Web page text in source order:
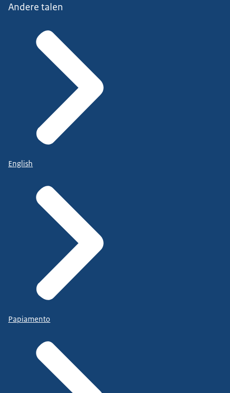
Andere talen
English
Papiamento